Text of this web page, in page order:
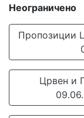
Неограничено
Пропозиции
Црвен и